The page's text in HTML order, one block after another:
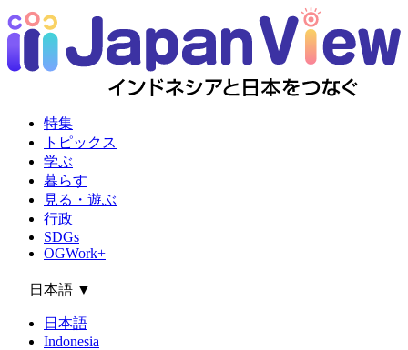
特集
トピックス
学ぶ
暮らす
見る・遊ぶ
行政
SDGs
OGWork+
日本語 ▼
日本語
Indonesia